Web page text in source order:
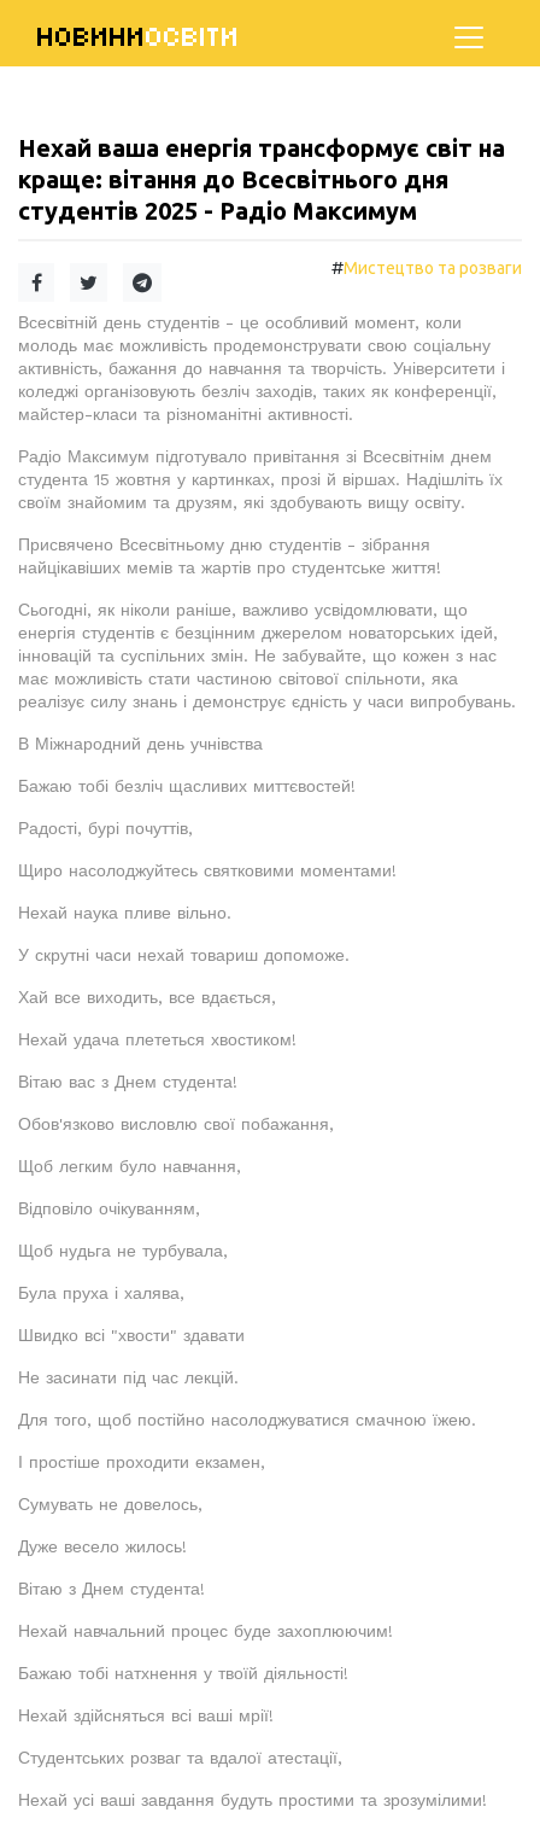
НОВИНИОСВІТИ
Нехай ваша енергія трансформує світ на
краще: вітання до Всесвітнього дня
студентів 2025 - Радіо Максимум
#Мистецтво та розваги
Всесвітній день студентів - це особливий момент, коли
молодь має можливість продемонструвати свою соціальну
активність, бажання до навчання та творчість. Університети і
коледжі організовують безліч заходів, таких як конференції,
майстер-класи та різноманітні активності.
Радіо Максимум підготувало привітання зі Всесвітнім днем
студента 15 жовтня у картинках, прозі й віршах. Надішліть їх
своїм знайомим та друзям, які здобувають вищу освіту.
Присвячено Всесвітньому дню студентів - зібрання
найцікавіших мемів та жартів про студентське життя!
Сьогодні, як ніколи раніше, важливо усвідомлювати, що
енергія студентів є безцінним джерелом новаторських ідей,
інновацій та суспільних змін. Не забувайте, що кожен з нас
має можливість стати частиною світової спільноти, яка
реалізує силу знань і демонструє єдність у часи випробувань.
В Міжнародний день учнівства
Бажаю тобі безліч щасливих миттєвостей!
Радості, бурі почуттів,
Щиро насолоджуйтесь святковими моментами!
Нехай наука пливе вільно.
У скрутні часи нехай товариш допоможе.
Хай все виходить, все вдається,
Нехай удача плететься хвостиком!
Вітаю вас з Днем студента!
Обов'язково висловлю свої побажання,
Щоб легким було навчання,
Відповіло очікуванням,
Щоб нудьга не турбувала,
Була пруха і халява,
Швидко всі "хвости" здавати
Не засинати під час лекцій.
Для того, щоб постійно насолоджуватися смачною їжею.
І простіше проходити екзамен,
Сумувать не довелось,
Дуже весело жилось!
Вітаю з Днем студента!
Нехай навчальний процес буде захоплюючим!
Бажаю тобі натхнення у твоїй діяльності!
Нехай здійсняться всі ваші мрії!
Студентських розваг та вдалої атестації,
Нехай усі ваші завдання будуть простими та зрозумілими!